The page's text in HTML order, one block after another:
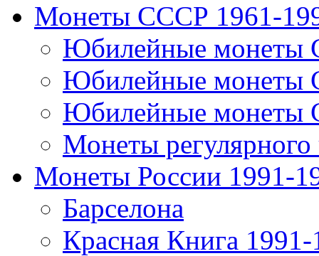
Монеты СССР 1961-
Юбилейные монеты
Юбилейные
Юбилейные
Монеты
Монеты России 1991-
Барселона
Красная Книга 1991-